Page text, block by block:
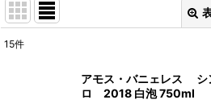
15件
アモス・バニェレス シ
ロ 2018 白泡 750ml